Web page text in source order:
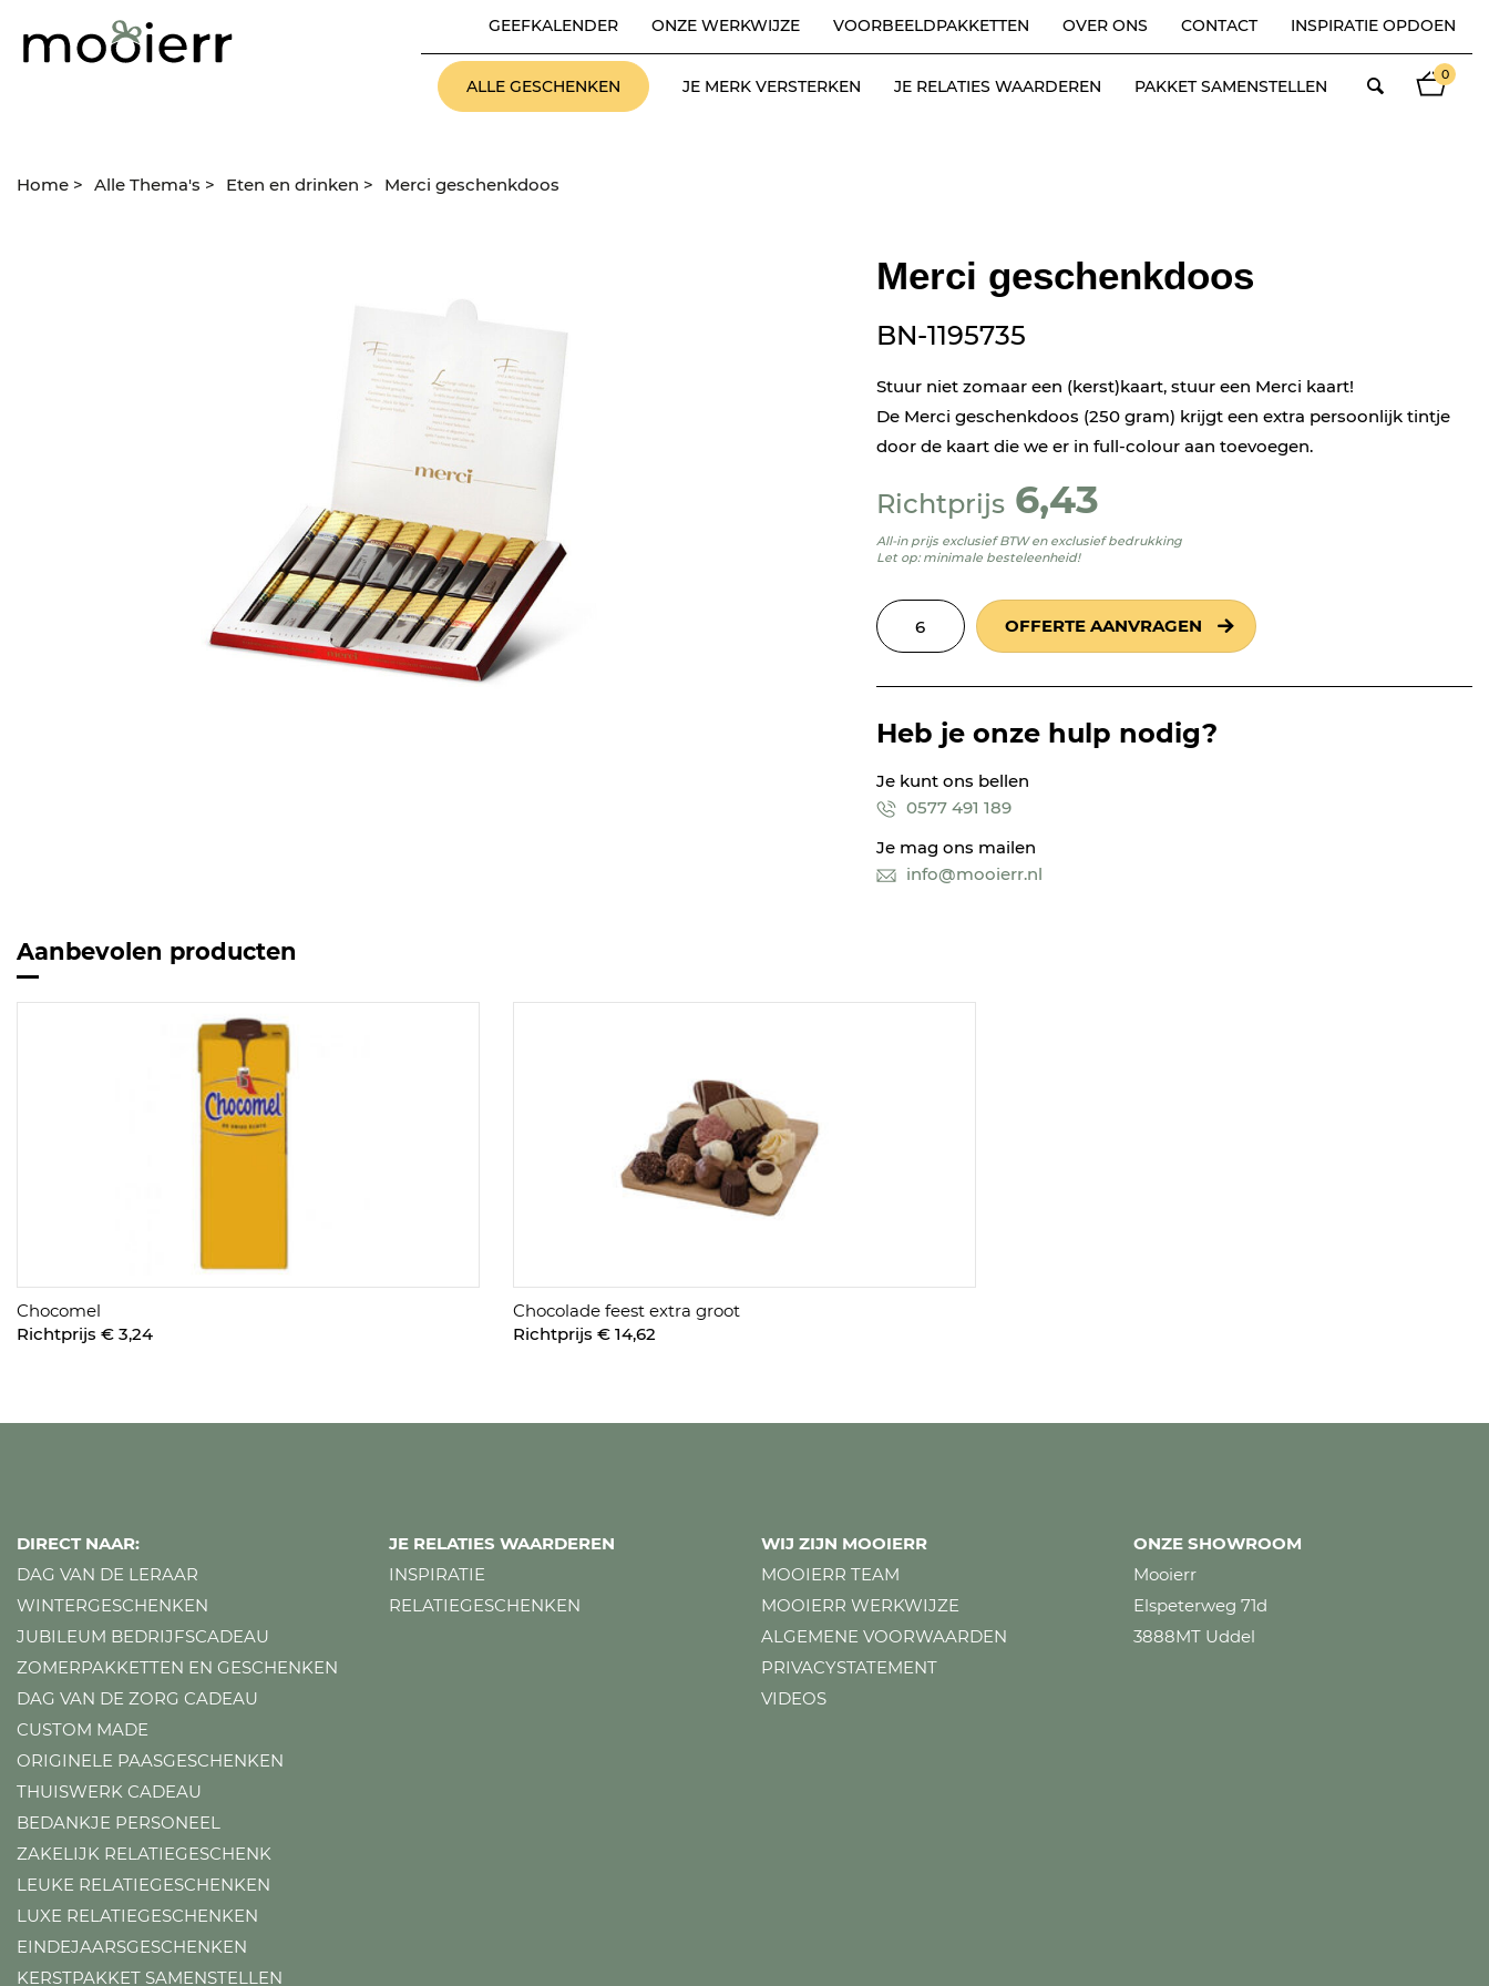
GEEFKALENDER ONZE WERKWIJZE VOORBEELDPAKKETTEN OVER ONS CONTACT INSPIRATIE OPDOEN
ALLE GESCHENKEN JE MERK VERSTERKEN JE RELATIES WAARDEREN PAKKET SAMENSTELLEN
0
Home > Alle Thema's > Eten en drinken > Merci geschenkdoos
Merci geschenkdoos
BN-1195735
Stuur niet zomaar een (kerst)kaart, stuur een Merci kaart!
De Merci geschenkdoos (250 gram) krijgt een extra persoonlijk tintje
door de kaart die we er in full-colour aan toevoegen.
Richtprijs 6,43
All-in prijs exclusief BTW en exclusief bedrukking
Let op: minimale besteleenheid!
OFFERTE AANVRAGEN
Heb je onze hulp nodig?
Je kunt ons bellen
0577 491 189
Je mag ons mailen
info@mooierr.nl
Aanbevolen producten
Chocomel
Richtprijs € 3,24
Chocolade feest extra groot
Richtprijs € 14,62
DIRECT NAAR:
DAG VAN DE LERAAR
WINTERGESCHENKEN
JUBILEUM BEDRIJFSCADEAU
ZOMERPAKKETTEN EN GESCHENKEN
DAG VAN DE ZORG CADEAU
CUSTOM MADE
ORIGINELE PAASGESCHENKEN
THUISWERK CADEAU
BEDANKJE PERSONEEL
ZAKELIJK RELATIEGESCHENK
LEUKE RELATIEGESCHENKEN
LUXE RELATIEGESCHENKEN
EINDEJAARSGESCHENKEN
KERSTPAKKET SAMENSTELLEN
JE RELATIES WAARDEREN
INSPIRATIE
RELATIEGESCHENKEN
WIJ ZIJN MOOIERR
MOOIERR TEAM
MOOIERR WERKWIJZE
ALGEMENE VOORWAARDEN
PRIVACYSTATEMENT
VIDEOS
ONZE SHOWROOM
Mooierr
Elspeterweg 71d
3888MT Uddel